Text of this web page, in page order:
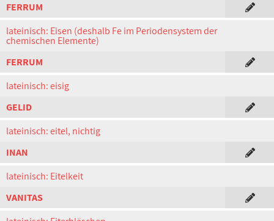
FERRUM
lateinisch: Eisen (deshalb Fe im Periodensystem der
chemischen Elemente)
FERRUM
lateinisch: eisig
GELID
lateinisch: eitel, nichtig
INAN
lateinisch: Eitelkeit
VANITAS